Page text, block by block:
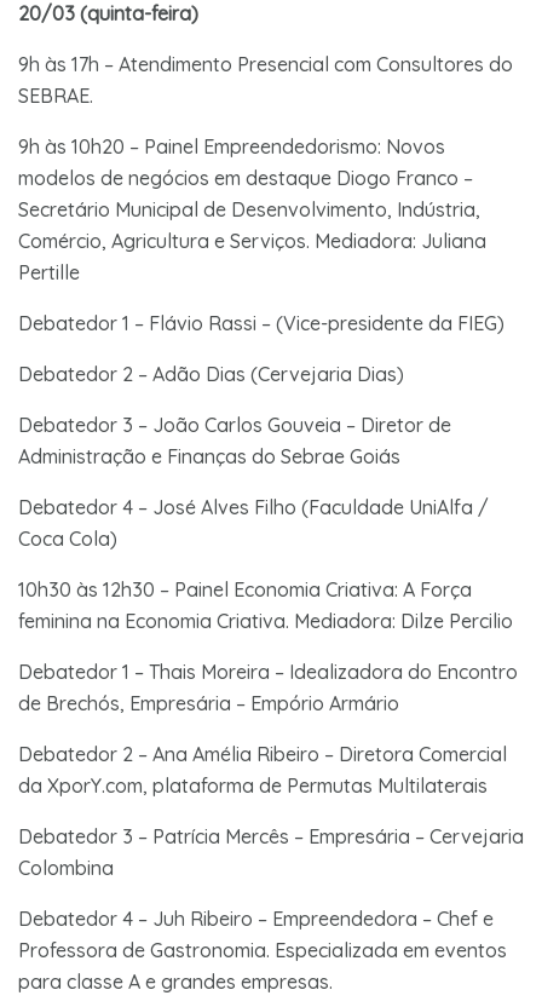
20/03 (quinta-feira)
9h às 17h – Atendimento Presencial com Consultores do
SEBRAE.
9h às 10h20 – Painel Empreendedorismo: Novos
modelos de negócios em destaque Diogo Franco –
Secretário Municipal de Desenvolvimento, Indústria,
Comércio, Agricultura e Serviços. Mediadora: Juliana
Pertille
Debatedor 1 – Flávio Rassi – (Vice-presidente da FIEG)
Debatedor 2 – Adão Dias (Cervejaria Dias)
Debatedor 3 – João Carlos Gouveia – Diretor de
Administração e Finanças do Sebrae Goiás
Debatedor 4 – José Alves Filho (Faculdade UniAlfa /
Coca Cola)
10h30 às 12h30 – Painel Economia Criativa: A Força
feminina na Economia Criativa. Mediadora: Dilze Percilio
Debatedor 1 – Thais Moreira – Idealizadora do Encontro
de Brechós, Empresária – Empório Armário
Debatedor 2 – Ana Amélia Ribeiro – Diretora Comercial
da XporY.com, plataforma de Permutas Multilaterais
Debatedor 3 – Patrícia Mercês – Empresária – Cervejaria
Colombina
Debatedor 4 – Juh Ribeiro – Empreendedora – Chef e
Professora de Gastronomia. Especializada em eventos
para classe A e grandes empresas.